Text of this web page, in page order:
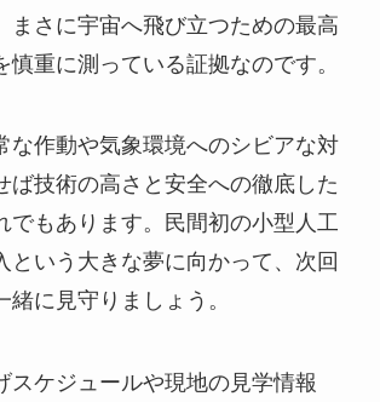
まさに宇宙へ飛び立つための最高
慎重に測っている証拠なのです。
な作動や気象環境へのシビアな対
ば技術の高さと安全への徹底した
でもあります。民間初の小型人工
という大きな夢に向かって、次回
に見守りましょう。
スケジュールや現地の見学情報